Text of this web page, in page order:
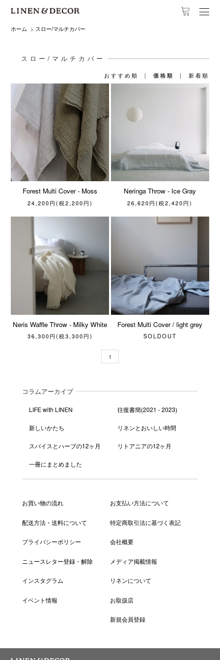
ホーム > スロー/マルチカバー
スロー/マルチカバー
おすすめ順 | 価格順 | 新着順
Forest Multi Cover - Moss
24,200円(税2,200円)
Neringa Throw - Ice Gray
26,620円(税2,420円)
Neris Waffle Throw - Milky White
36,300円(税3,300円)
Forest Multi Cover / light grey
SOLDOUT
1
コラムアーカイブ
LIFE with LINEN 往復書簡(2021 - 2023)
新しいかたち リネンとおいしい時間
スパイスとハーブの12ヶ月 リトアニアの12ヶ月
一冊にまとめました
お買い物の流れ お支払い方法について
配送方法・送料について 特定商取引法に基づく表記
プライバシーポリシー 会社概要
ニュースレター登録・解除 メディア掲載情報
インスタグラム リネンについて
イベント情報 お取扱店
新規会員登録